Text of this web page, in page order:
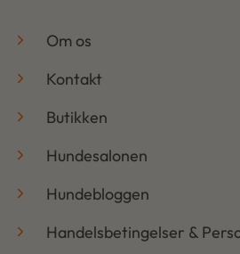
Om os
Kontakt
Butikken
Hundesalonen
Hundebloggen
Handelsbetingelser &